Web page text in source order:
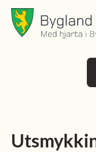
Bygland kommune